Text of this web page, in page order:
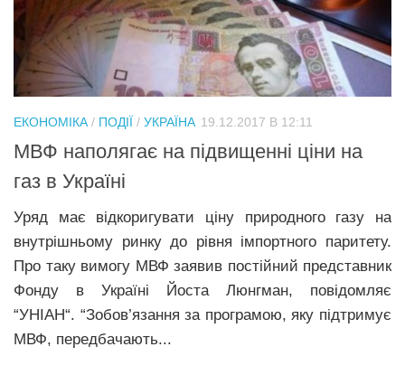
ЕКОНОМІКА / ПОДІЇ / УКРАЇНА 19.12.2017 В 12:11
МВФ наполягає на підвищенні ціни на
газ в Україні
Уряд має відкоригувати ціну природного газу на
внутрішньому ринку до рівня імпортного паритету.
Про таку вимогу МВФ заявив постійний представник
Фонду в Україні Йоста Люнгман, повідомляє
“УНІАН“. “Зобов’язання за програмою, яку підтримує
МВФ, передбачають...